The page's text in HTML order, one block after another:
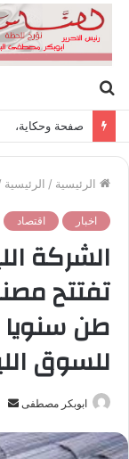
عن
صفحة وحكاية،
الرئيسية / الرئيسية
اخبار اقتصاد
الشركة
طن سنويا
للسوق
ابوبكر مصطفى
س